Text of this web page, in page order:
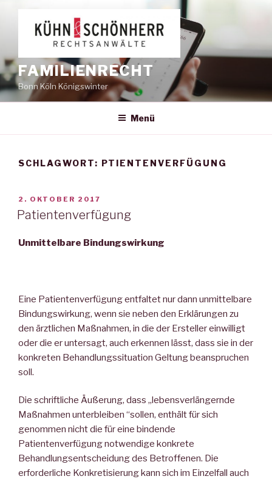
springen
FAMILIENRECHT
Bonn Köln Königswinter
Menü
SCHLAGWORT: PTIENTENVERFÜGUNG
VERÖFFENTLICHT
AM
2. OKTOBER 2017
Patientenverfügung
Unmittelbare Bindungswirkung
Eine Patientenverfügung entfaltet nur dann unmittelbare
Bindungswirkung, wenn sie neben den Erklärungen zu
den ärztlichen Maßnahmen, in die der Ersteller einwilligt
oder die er untersagt, auch erkennen lässt, dass sie in der
konkreten Behandlungssituation Geltung beanspruchen
soll.
Die schriftliche Äußerung, dass „lebensverlängernde
Maßnahmen unterbleiben “sollen, enthält für sich
genommen nicht die für eine bindende
Patientenverfügung notwendige konkrete
Behandlungsentscheidung des Betroffenen. Die
erforderliche Konkretisierung kann sich im Einzelfall auch